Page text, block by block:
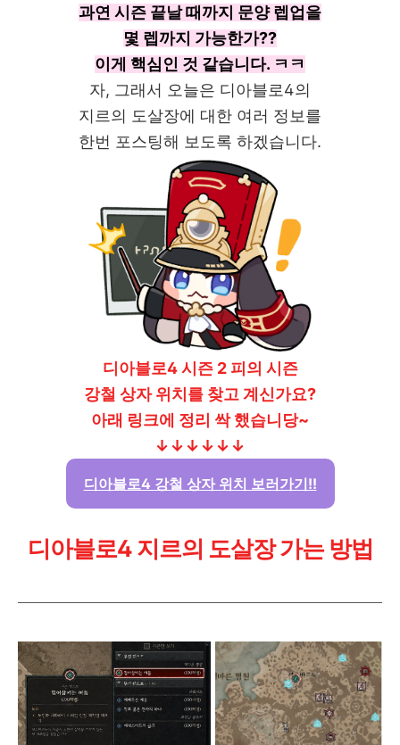
과연 시즌 끝날 때까지 문양 렙업을
몇 렙까지 가능한가??
이게 핵심인 것 같습니다. ㅋㅋ
자, 그래서 오늘은 디아블로4의
지르의 도살장에 대한 여러 정보를
한번 포스팅해 보도록 하겠습니다.
디아블로4 시즌 2 피의 시즌
강철 상자 위치를 찾고 계신가요?
아래 링크에 정리 싹 했습니당~
↓↓↓↓↓↓
디아블로4 강철 상자 위치 보러가기!!
디아블로4 지르의 도살장 가는 방법